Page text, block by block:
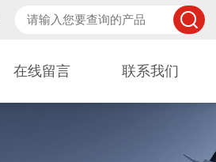
在线留言 联系我们